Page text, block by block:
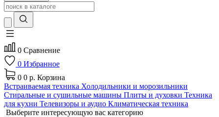
0 Сравнение
0 Избранное
0 0 р. Корзина
Встраиваемая техника Холодильники и морозильники
Стиральные и сушильные машины Плиты и духовки Техника
для кухни Телевизоры и аудио Климатическая техника
Выберите интересующую вас категорию